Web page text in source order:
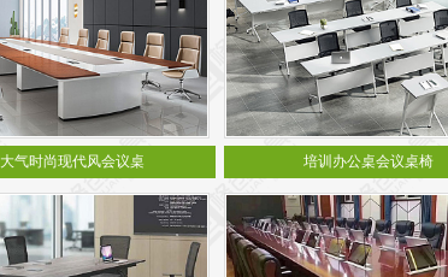
大气时尚现代风会议桌 培训办公桌会议桌椅